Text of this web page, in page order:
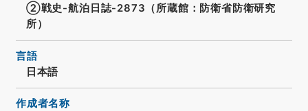
②戦史-航泊日誌-2873（所蔵館：防衛省防衛研究
所）
言語
日本語
作成者名称